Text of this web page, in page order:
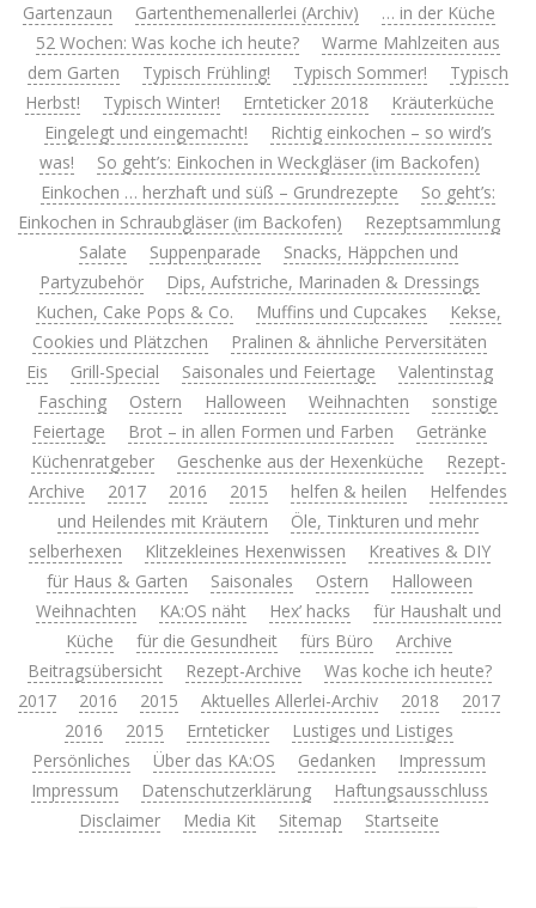
Gartenzaun
Gartenthemenallerlei (Archiv)
… in der Küche
52 Wochen: Was koche ich heute?
Warme Mahlzeiten aus
dem Garten
Typisch Frühling! Typisch Sommer!
Typisch
Herbst!
Typisch Winter! Ernteticker 2018
Kräuterküche
Eingelegt und eingemacht!
Richtig einkochen – so wird’s
was!
So geht’s: Einkochen in Weckgläser (im Backofen)
Einkochen … herzhaft und süß – Grundrezepte
So geht’s:
Einkochen in Schraubgläser (im Backofen)
Rezeptsammlung
Salate
Suppenparade
Snacks, Häppchen und
Partyzubehör
Dips, Aufstriche, Marinaden & Dressings
Kuchen, Cake Pops & Co.
Muffins und Cupcakes
Kekse,
Cookies und Plätzchen
Pralinen & ähnliche Perversitäten
Eis
Grill-Special Saisonales und Feiertage
Valentinstag
Fasching
Ostern Halloween Weihnachten
sonstige
Feiertage
Brot – in allen Formen und Farben
Getränke
Küchenratgeber
Geschenke aus der Hexenküche
Rezept-
Archive
2017 2016 2015 helfen & heilen
Helfendes
und Heilendes mit Kräutern
Öle, Tinkturen und mehr
selberhexen
Klitzekleines Hexenwissen
Kreatives & DIY
für Haus & Garten
Saisonales Ostern
Halloween
Weihnachten
KA:OS näht Hex’ hacks
für Haushalt und
Küche
für die Gesundheit fürs Büro
Archive
Beitragsübersicht
Rezept-Archive
Was koche ich heute?
2017
2016 2015 Aktuelles Allerlei-Archiv 2018
2017
2016
2015 Ernteticker
Lustiges und Listiges
Persönliches
Über das KA:OS Gedanken
Impressum
Impressum
Datenschutzerklärung
Haftungsausschluss
Disclaimer
Media Kit Sitemap Startseite